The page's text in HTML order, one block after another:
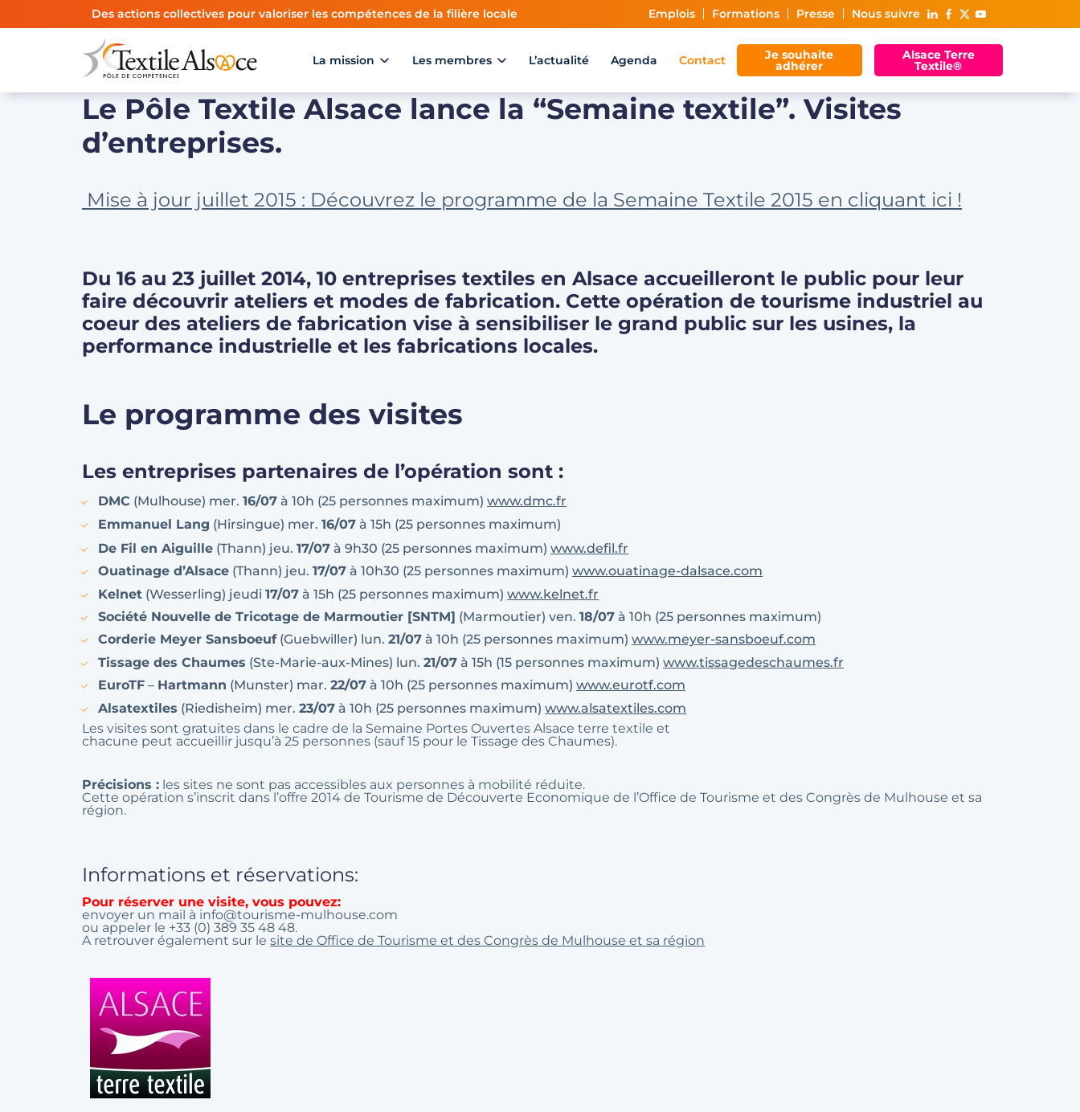
Des actions collectives pour valoriser les compétences de la filière locale Emplois Formations Presse Nous suivre
La mission Les membres L’actualité Agenda Contact Je souhaite
adhérer
Alsace Terre
Textile®
Le Pôle Textile Alsace lance la “Semaine textile”. Visites
d’entreprises.
Mise à jour juillet 2015 : Découvrez le programme de la Semaine Textile 2015 en cliquant ici !
Du 16 au 23 juillet 2014, 10 entreprises textiles en Alsace accueilleront le public pour leur
faire découvrir ateliers et modes de fabrication. Cette opération de tourisme industriel au
coeur des ateliers de fabrication vise à sensibiliser le grand public sur les usines, la
performance industrielle et les fabrications locales.
Le programme des visites
Les entreprises partenaires de l’opération sont :
DMC (Mulhouse) mer. 16/07 à 10h (25 personnes maximum) www.dmc.fr
Emmanuel Lang (Hirsingue) mer. 16/07 à 15h (25 personnes maximum)
De Fil en Aiguille (Thann) jeu. 17/07 à 9h30 (25 personnes maximum) www.defil.fr
Ouatinage d’Alsace (Thann) jeu. 17/07 à 10h30 (25 personnes maximum) www.ouatinage-dalsace.com
Kelnet (Wesserling) jeudi 17/07 à 15h (25 personnes maximum) www.kelnet.fr
Société Nouvelle de Tricotage de Marmoutier [SNTM] (Marmoutier) ven. 18/07 à 10h (25 personnes maximum)
Corderie Meyer Sansboeuf(Guebwiller) lun. 21/07 à 10h (25 personnes maximum) www.meyer-sansboeuf.com
Tissage des Chaumes (Ste-Marie-aux-Mines) lun. 21/07 à 15h (15 personnes maximum) www.tissagedeschaumes.fr
EuroTF – Hartmann (Munster) mar. 22/07 à 10h (25 personnes maximum) www.eurotf.com
Alsatextiles (Riedisheim) mer. 23/07 à 10h (25 personnes maximum) www.alsatextiles.com
Les visites sont gratuites dans le cadre de la Semaine Portes Ouvertes Alsace terre textile et
chacune peut accueillir jusqu’à 25 personnes (sauf 15 pour le Tissage des Chaumes).
Précisions : les sites ne sont pas accessibles aux personnes à mobilité réduite.
Cette opération s’inscrit dans l’offre 2014 de Tourisme de Découverte Economique de l’Office de Tourisme et des Congrès de Mulhouse et sa
région.
Informations et réservations:
Pour réserver une visite, vous pouvez:
envoyer un mail à info@tourisme-mulhouse.com
ou appeler le +33 (0) 389 35 48 48.
A retrouver également sur le site de Office de Tourisme et des Congrès de Mulhouse et sa région
Panneau de gestion des cookies